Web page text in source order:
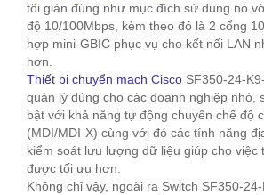
tối giản đúng như mục đích sử dụng nó
độ 10/100Mbps, kèm theo đó là 2 cổng
hợp mini-GBIC phục vụ cho kết nối LAN
hơn.
Thiết bị chuyển mạch Cisco SF350-24-
quản lý dùng cho các doanh nghiệp nhỏ,
bật với khả năng tự động chuyển chế độ
(MDI/MDI-X) cùng với đó các tính năng
kiểm soát lưu lượng dữ liệu giúp cho việc
được tối ưu hơn.
Không chỉ vậy, ngoài ra Switch SF350-